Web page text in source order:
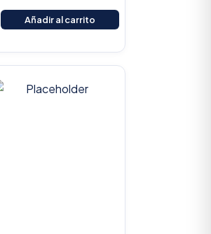
Añadir al carrito